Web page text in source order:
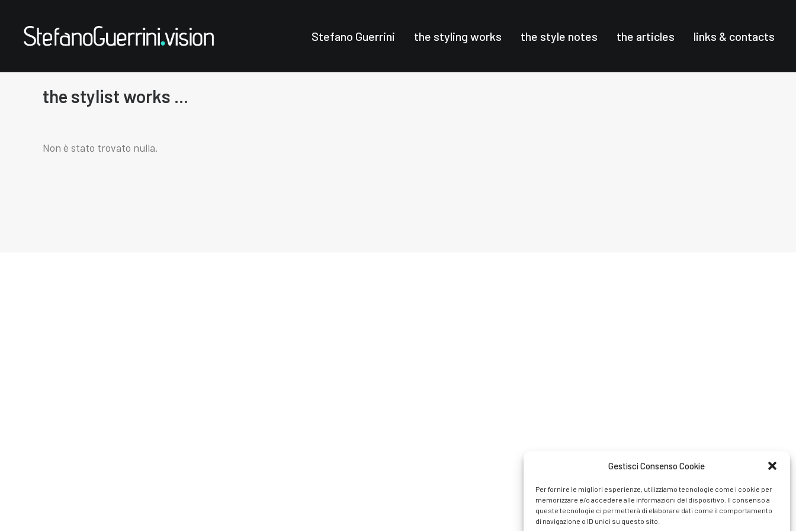
Gestisci Consenso Cookie
Per fornire le migliori esperienze, utilizziamo tecnologie come i cookie per
memorizzare e/o accedere alle informazioni del dispositivo. Il consenso a
queste tecnologie ci permetterà di elaborare dati come il comportamento
di navigazione o ID unici su questo sito.
Stefano Guerrini the styling works the style notes the articles links & contacts
the stylist works ...
Non è stato trovato nulla.